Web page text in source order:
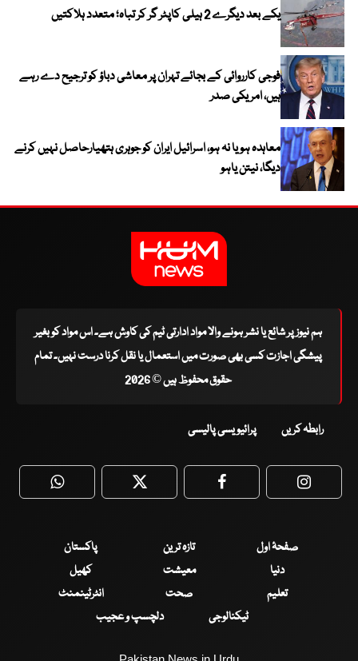
یکے بعد دیگرے 2 ہیلی کاپٹر گر کر تباہ؛ متعدد ہلاکتیں
فوجی کارروائی کے بجائے تہران پر معاشی دباؤ کو ترجیح دے رہے
ہیں، امریکی صدر
معاہدہ ہو یا نہ ہو، اسرائیل ایران کو جوہری ہتھیارحاصل نہیں کرنے
دیگا، نیتن یاہو
ہم نیوز پر شائع یا نشر ہونے والا مواد ادارتی ٹیم کی کاوش ہے۔ اس مواد کو بغیر
پیشگی اجازت کسی بھی صورت میں استعمال یا نقل کرنا درست نہیں۔ تمام
حقوق محفوظ ہیں © 2026
رابطہ کریں پرائیویسی پالیسی
WhatsApp Twitter Facebook
صفحۂ اول تازہ ترین
پاکستان
دنیا
معیشت
کھیل
تعلیم
صحت
انٹرٹینمنٹ
ٹیکنالوجی
دلچسپ و عجیب